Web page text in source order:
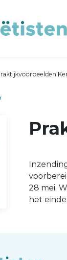
28 mei.
het einde